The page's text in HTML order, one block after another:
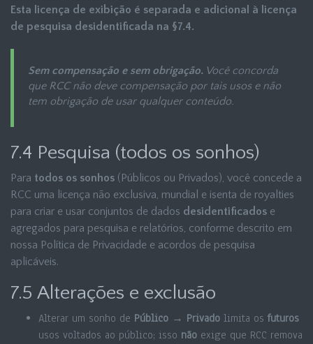
Esta licença de exibição é separada e adicional à licença
de pesquisa desidentificada na §7.4.
Sem compensação e sem obrigação. Você concorda
que RCC não deve compensação por tais usos e não
tem obrigação de usar qualquer conteúdo.
7.4 Pesquisa (todos os sonhos)
Para todos os sonhos (Públicos ou Privados), você concede a
RCC uma licença não exclusiva, mundial e isenta de royalties
para criar e usar conjuntos de dados desidentificados e
agregados para pesquisa e relatórios, conforme descrito em
nossa Política de Privacidade e acordos de pesquisa
aplicáveis.
7.5 Alterações e exclusão
Alterar um sonho de Público → Privado limita os futuros
usos voltados ao público; isso não exige que RCC remova